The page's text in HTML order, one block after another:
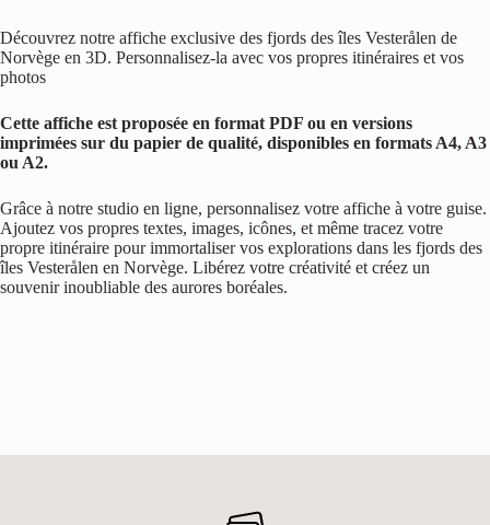
Découvrez notre affiche exclusive des fjords des îles Vesterålen de
Norvège en 3D. Personnalisez-la avec vos propres itinéraires et vos
photos
Cette affiche est proposée en format PDF ou en versions
imprimées sur du papier de qualité, disponibles en formats A4, A3
ou A2.
Grâce à notre studio en ligne, personnalisez votre affiche à votre guise.
Ajoutez vos propres textes, images, icônes, et même tracez votre
propre itinéraire pour immortaliser vos explorations dans les fjords des
îles Vesterålen en Norvège. Libérez votre créativité et créez un
souvenir inoubliable des aurores boréales.